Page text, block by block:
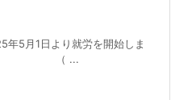
年5月1日より就労を開始しま
...